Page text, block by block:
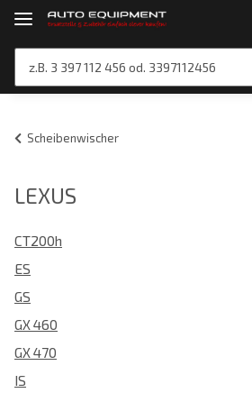
Scheibenwischer
LEXUS
CT200h
ES
GS
GX 460
GX 470
IS